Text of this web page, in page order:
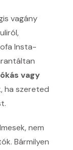
vagány
Insta-
vagy
ha szereted
nem
Bármilyen